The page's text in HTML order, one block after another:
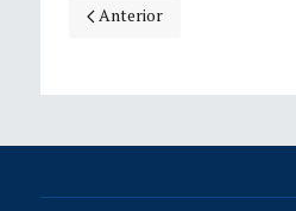
Artículo anterior: Rosendal
Anterior